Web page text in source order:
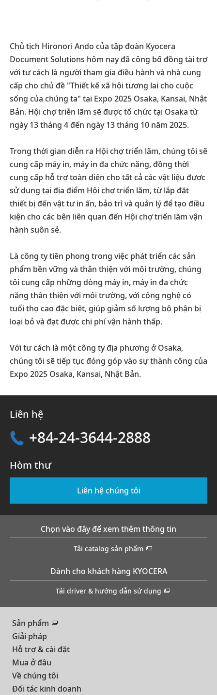
Chủ tịch Hironori Ando của tập đoàn Kyocera
Document Solutions hôm nay đã công bố đồng tài trợ
với tư cách là người tham gia điều hành và nhà cung
cấp cho chủ đề "Thiết kế xã hội tương lai cho cuộc
sống của chúng ta" tại Expo 2025 Osaka, Kansai, Nhật
Bản. Hội chợ triễn lãm sẽ được tổ chức tại Osaka từ
ngày 13 tháng 4 đến ngày 13 tháng 10 năm 2025.
Trong thời gian diễn ra Hội chợ triển lãm, chúng tôi sẽ
cung cấp máy in, máy in đa chức năng, đồng thời
cung cấp hỗ trợ toàn diện cho tất cả các vật liệu được
sử dụng tại địa điểm Hội chợ triển lãm, từ lắp đặt
thiết bị đến vật tư in ấn, bảo trì và quản lý để tạo điều
kiện cho các bên liên quan đến Hội chợ triển lãm vận
hành suôn sẻ.
Là công ty tiên phong trong việc phát triển các sản
phẩm bền vững và thân thiện với môi trường, chúng
tôi cung cấp những dòng máy in, máy in đa chức
năng thân thiện với môi trường, với công nghệ có
tuổi thọ cao đặc biệt, giúp giảm số lượng bộ phận bị
loại bỏ và đạt được chi phí vận hành thấp.
Với tư cách là một công ty địa phương ở Osaka,
chúng tôi sẽ tiếp tục đóng góp vào sự thành công của
Expo 2025 Osaka, Kansai, Nhật Bản.
Liên hệ
+84-24-3644-2888
Hòm thư
Liên hệ chúng tôi
Chọn vào đây để xem thêm thông tin
Tải catalog sản phẩm
Dành cho khách hàng KYOCERA
Tải driver & hướng dẫn sử dụng
Sản phẩm
Giải pháp
Hỗ trợ & cài đặt
Mua ở đâu
Về chúng tôi
Đối tác kinh doanh